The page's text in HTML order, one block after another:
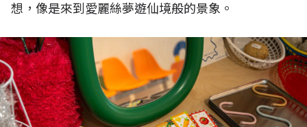
想，像是來到愛麗絲夢遊仙境般的景象。